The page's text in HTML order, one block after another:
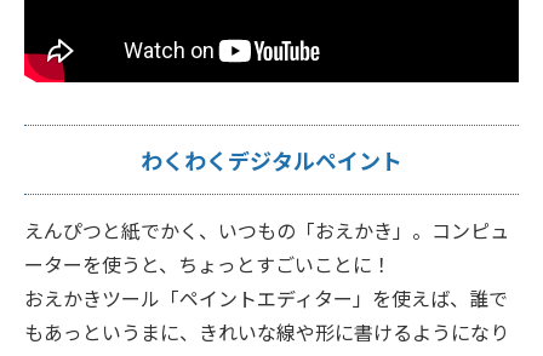
わくわくデジタルペイント
えんぴつと紙でかく、いつもの「おえかき」。コンピュ
ーターを使うと、ちょっとすごいことに！
おえかきツール「ペイントエディター」を使えば、誰で
もあっというまに、きれいな線や形に書けるようになり